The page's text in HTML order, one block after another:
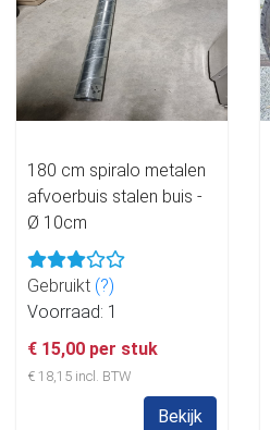
180 cm spiralo metalen
afvoerbuis stalen buis -
Ø 10cm
Gebruikt (?)
Voorraad: 1
€ 15,00 per stuk
€ 18,15 incl. BTW
Bekijk